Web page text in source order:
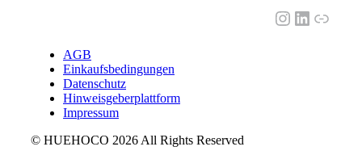
Instagram
Link
AGB
Einkaufsbedingungen
Datenschutz
Hinweisgeberplattform
Impressum
© HUEHOCO 2026 All Rights Reserved